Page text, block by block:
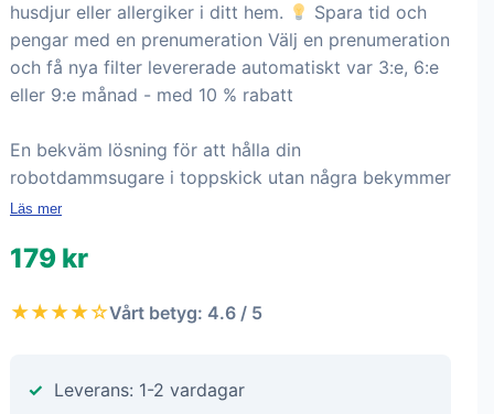
husdjur eller allergiker i ditt hem.
Spara tid och
pengar med en prenumeration Välj en prenumeration
och få nya filter levererade automatiskt var 3:e, 6:e
eller 9:e månad - med 10 % rabatt
En bekväm lösning för att hålla din
robotdammsugare i toppskick utan några bekymmer
Läs mer
179 kr
★★★★☆Vårt betyg: 4.6 / 5
Leverans: 1-2 vardagar